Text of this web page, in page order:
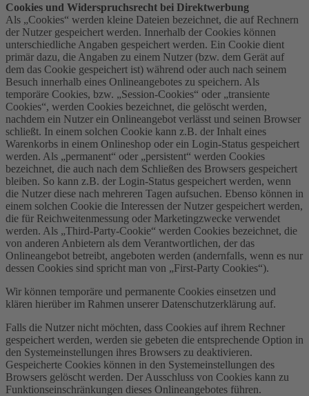
Cookies und Widerspruchsrecht bei Direktwerbung
Als „Cookies“ werden kleine Dateien bezeichnet, die auf Rechnern
der Nutzer gespeichert werden. Innerhalb der Cookies können
unterschiedliche Angaben gespeichert werden. Ein Cookie dient
primär dazu, die Angaben zu einem Nutzer (bzw. dem Gerät auf
dem das Cookie gespeichert ist) während oder auch nach seinem
Besuch innerhalb eines Onlineangebotes zu speichern. Als
temporäre Cookies, bzw. „Session-Cookies“ oder „transiente
Cookies“, werden Cookies bezeichnet, die gelöscht werden,
nachdem ein Nutzer ein Onlineangebot verlässt und seinen Browser
schließt. In einem solchen Cookie kann z.B. der Inhalt eines
Warenkorbs in einem Onlineshop oder ein Login-Status gespeichert
werden. Als „permanent“ oder „persistent“ werden Cookies
bezeichnet, die auch nach dem Schließen des Browsers gespeichert
bleiben. So kann z.B. der Login-Status gespeichert werden, wenn
die Nutzer diese nach mehreren Tagen aufsuchen. Ebenso können in
einem solchen Cookie die Interessen der Nutzer gespeichert werden,
die für Reichweitenmessung oder Marketingzwecke verwendet
werden. Als „Third-Party-Cookie“ werden Cookies bezeichnet, die
von anderen Anbietern als dem Verantwortlichen, der das
Onlineangebot betreibt, angeboten werden (andernfalls, wenn es nur
dessen Cookies sind spricht man von „First-Party Cookies“).
Wir können temporäre und permanente Cookies einsetzen und
klären hierüber im Rahmen unserer Datenschutzerklärung auf.
Falls die Nutzer nicht möchten, dass Cookies auf ihrem Rechner
gespeichert werden, werden sie gebeten die entsprechende Option in
den Systemeinstellungen ihres Browsers zu deaktivieren.
Gespeicherte Cookies können in den Systemeinstellungen des
Browsers gelöscht werden. Der Ausschluss von Cookies kann zu
Funktionseinschränkungen dieses Onlineangebotes führen.